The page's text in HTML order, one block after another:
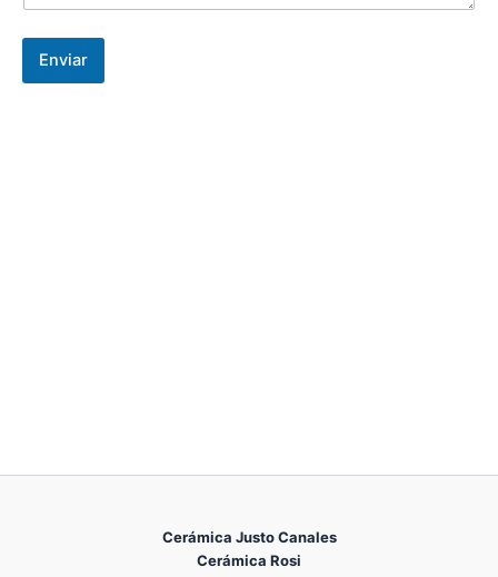
e
e
Enviar
Cerámica Justo Canales
Cerámica Rosi